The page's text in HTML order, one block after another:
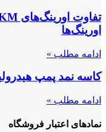
اورینگ‌ها
ادامه مطلب »
کاسه نمد پمپ
ادامه مطلب »
نمادهای اعتبار فروشگاه